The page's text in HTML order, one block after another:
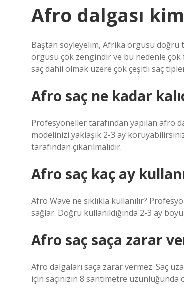
Afro dalgası
Baştan söyleyelim, Afrika örgüsü doğru
örgüsü çok zengindir ve bu nedenle çok
saç dahil olmak üzere çok çeşitli saç
Afro saç ne kadar
Profesyoneller tarafından yapılan afro
modelinizi yaklaşık 2-3 ay
tarafından çıkarılmalıdır.
Afro saç kaç ay
Afro Wave ne sıklıkla kullanılır?
sağlar. Doğru kullanıldığında 2-3 ay
Afro saç saça zarar
Afro dalgaları saça zarar vermez. Saç
için saçınızın 8 santimetre uzunluğunda